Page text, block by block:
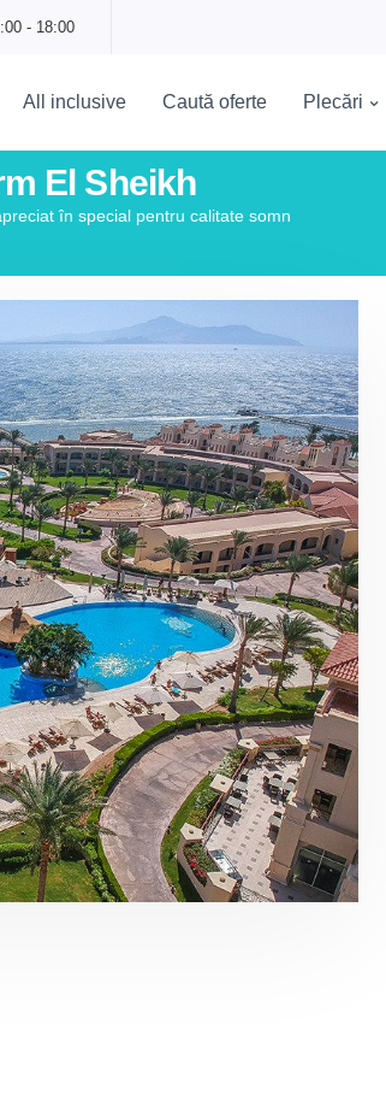
- 18:00
All inclusive Caută oferte Plecări
El Sheikh
în special pentru calitate somn